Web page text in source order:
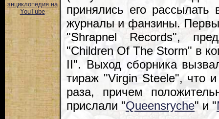
энциклопедия на
YouTube
принялись его рассылать
журналы и фанзины.
"Shrapnel Records",
"Children Of The Storm" в
II". Выход сборника
тираж "Virgin Steele", что
раза, причем
прислали "Queensryche" и "